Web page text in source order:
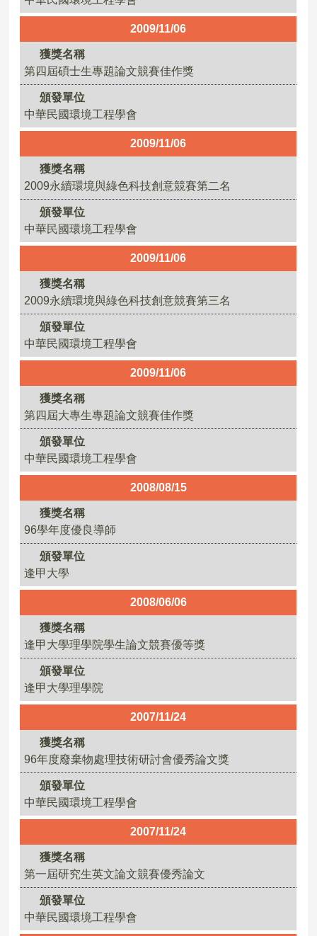
2009/11/06
獲獎名稱
第四屆碩士生專題論文競賽佳作獎
頒發單位
中華民國環境工程學會
2009/11/06
獲獎名稱
2009永續環境與綠色科技創意競賽第二名
頒發單位
中華民國環境工程學會
2009/11/06
獲獎名稱
2009永續環境與綠色科技創意競賽第三名
頒發單位
中華民國環境工程學會
2009/11/06
獲獎名稱
第四屆大專生專題論文競賽佳作獎
頒發單位
中華民國環境工程學會
2008/08/15
獲獎名稱
96學年度優良導師
頒發單位
逢甲大學
2008/06/06
獲獎名稱
逢甲大學理學院學生論文競賽優等獎
頒發單位
逢甲大學理學院
2007/11/24
獲獎名稱
96年度廢棄物處理技術研討會優秀論文獎
頒發單位
中華民國環境工程學會
2007/11/24
獲獎名稱
第一屆研究生英文論文競賽優秀論文
頒發單位
中華民國環境工程學會